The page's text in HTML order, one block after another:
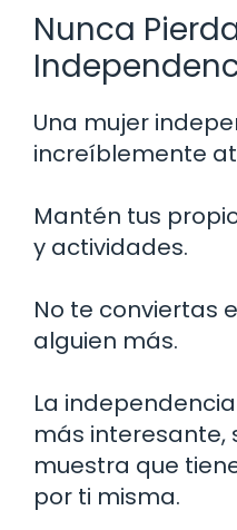
Nunca
Una mujer
increíblemente
Mantén tus
y actividades.
No te conviertas
alguien más.
La
más interesante,
muestra que
por ti misma.